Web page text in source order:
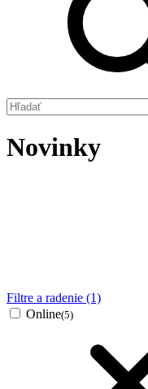
Novinky
Filtre a radenie (1)
Online(5)